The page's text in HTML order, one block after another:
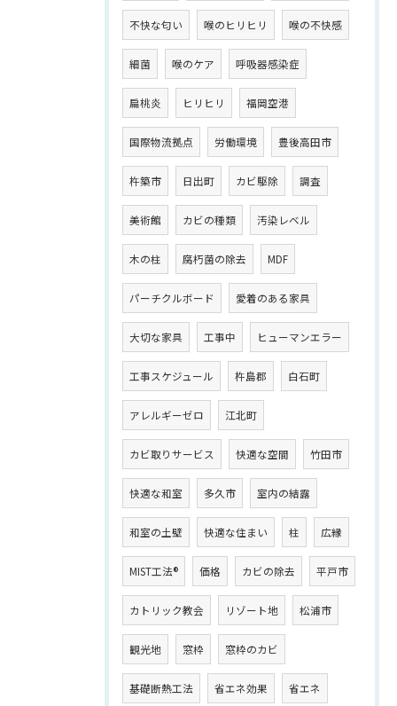
不快な匂い 喉のヒリヒリ 喉の不快感
細菌 喉のケア 呼吸器感染症
扁桃炎 ヒリヒリ 福岡空港
国際物流拠点 労働環境 豊後高田市
杵築市 日出町 カビ駆除 調査
美術館 カビの種類 汚染レベル
木の柱 腐朽菌の除去 MDF
パーチクルボード 愛着のある家具
大切な家具 工事中 ヒューマンエラー
工事スケジュール 杵島郡 白石町
アレルギーゼロ 江北町
カビ取りサービス 快適な空間 竹田市
快適な和室 多久市 室内の結露
和室の土壁 快適な住まい 柱 広縁
MIST工法® 価格 カビの除去 平戸市
カトリック教会 リゾート地 松浦市
観光地 窓枠 窓枠のカビ
基礎断熱工法 省エネ効果 省エネ